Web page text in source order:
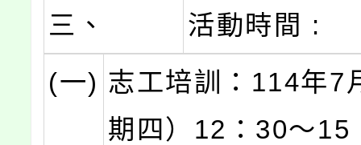
三、
活動時間 :
(一) 志工培訓：114年7
期四）12：30～15